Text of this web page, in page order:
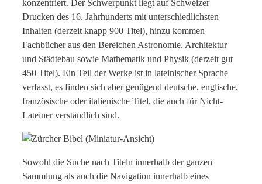
konzentriert. Der Schwerpunkt liegt auf Schweizer
Drucken des 16. Jahrhunderts mit unterschiedlichsten
Inhalten (derzeit knapp 900 Titel), hinzu kommen
Fachbücher aus den Bereichen Astronomie, Architektur
und Städtebau sowie Mathematik und Physik (derzeit gut
450 Titel). Ein Teil der Werke ist in lateinischer Sprache
verfasst, es finden sich aber genügend deutsche, englische,
französische oder italienische Titel, die auch für Nicht-
Lateiner verständlich sind.
Sowohl die Suche nach Titeln innerhalb der ganzen
Sammlung als auch die Navigation innerhalb eines